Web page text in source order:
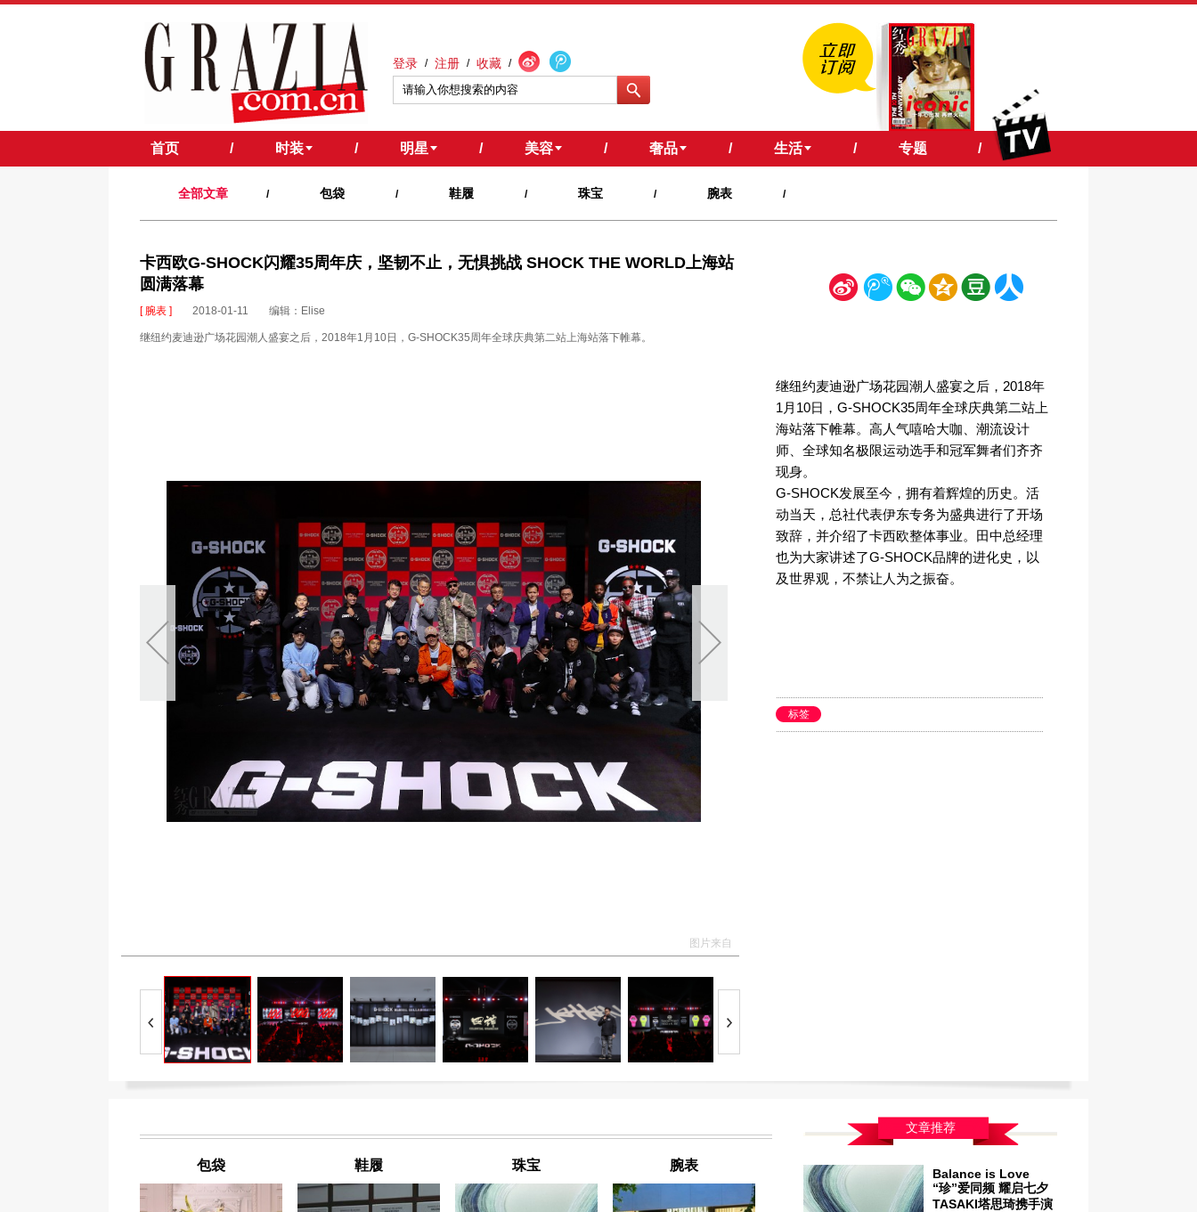
登录 / 注册 / 收藏 /
首页 / 时装 / 明星 / 美容 / 奢品 / 生活 / 专题 /
全部文章 / 包袋 / 鞋履 / 珠宝 / 腕表 /
卡西欧G-SHOCK闪耀35周年庆，坚韧不止，无惧挑战 SHOCK THE WORLD上海站
圆满落幕
[ 腕表 ] 2018-01-11 编辑：Elise
继纽约麦迪逊广场花园潮人盛宴之后，2018年1月10日，G-SHOCK35周年全球庆典第二站上海站落下帷幕。
新 腾 微 空 豆
图片来自
继纽约麦迪逊广场花园潮人盛宴之后，2018年
1月10日，G-SHOCK35周年全球庆典第二站上
海站落下帷幕。高人气嘻哈大咖、潮流设计
师、全球知名极限运动选手和冠军舞者们齐齐
现身。
G-SHOCK发展至今，拥有着辉煌的历史。活
动当天，总社代表伊东专务为盛典进行了开场
致辞，并介绍了卡西欧整体事业。田中总经理
也为大家讲述了G-SHOCK品牌的进化史，以
及世界观，不禁让人为之振奋。
标签
包袋 鞋履 珠宝 腕表
文章推荐
Balance is Love
“珍”爱同频 耀启七夕
TASAKI塔思琦携手演